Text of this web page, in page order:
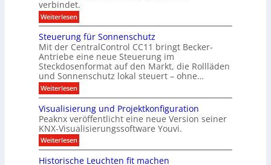
s
a
u
g
r
a
u
c
h
m
e
l
d
e
l
u
n
g
s
z
e
n
t
r
u
m
g
h
e
r
f
o
l
g
r
e
i
c
h
z
u
E
n
r
i
D
i
s
p
l
a
y
f
ü
r
G
e
b
ä
u
d
e
:
D
t
e
n
n
l
verbindet.
Weiterlesen:
M
d
u
l
a
r
e
r
C
o
n
t
r
o
l
l
Steuerung für Sonnenschutz
Mit der CentralControl CC11 bringt Becker-
Antriebe eine neue Steuerung im
Steckdosenformat auf den Markt, die Rollläden
und Sonnenschutz lokal steuert – ohne…
Weiterlesen:
S
e
u
e
u
Visualisierung und Projektkonfiguration
Peaknx veröffentlicht eine neue Version seiner
KNX-Visualisierungssoftware Youvi.
Weiterlesen:
V
Historische Leuchten fit machen